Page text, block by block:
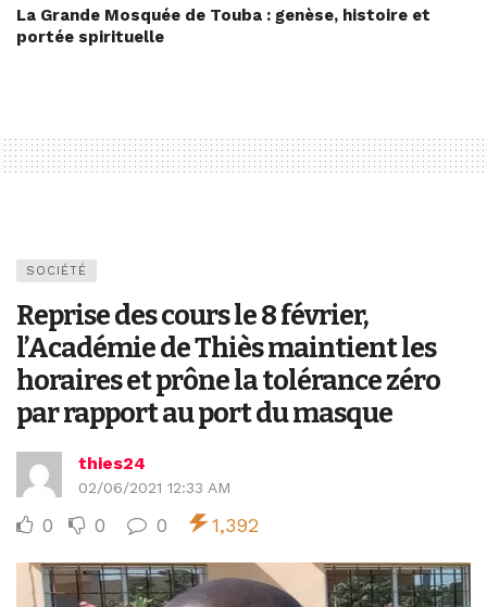
La Grande Mosquée de Touba : genèse, histoire et
portée spirituelle
SOCIÉTÉ
Reprise des cours le 8 février,
l’Académie de Thiès maintient les
horaires et prône la tolérance zéro
par rapport au port du masque
thies24
02/06/2021 12:33 AM
0 0 0 1,392